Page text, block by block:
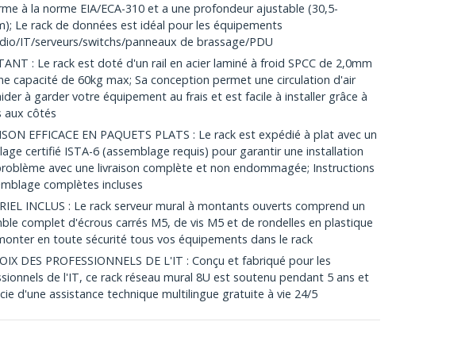
à la norme EIA/ECA-310 et a une profondeur ajustable (30,5-
Le rack de données est idéal pour les équipements
IT/serveurs/switchs/panneaux de brassage/PDU
: Le rack est doté d'un rail en acier laminé à froid SPCC de 2,0mm
capacité de 60kg max; Sa conception permet une circulation d'air
à garder votre équipement au frais et est facile à installer grâce à
aux côtés
EFFICACE EN PAQUETS PLATS : Le rack est expédié à plat avec un
certifié ISTA-6 (assemblage requis) pour garantir une installation
avec une livraison complète et non endommagée; Instructions
complètes incluses
INCLUS : Le rack serveur mural à montants ouverts comprend un
complet d'écrous carrés M5, de vis M5 et de rondelles en plastique
en toute sécurité tous vos équipements dans le rack
DES PROFESSIONNELS DE L'IT : Conçu et fabriqué pour les
de l'IT, ce rack réseau mural 8U est soutenu pendant 5 ans et
d'une assistance technique multilingue gratuite à vie 24/5